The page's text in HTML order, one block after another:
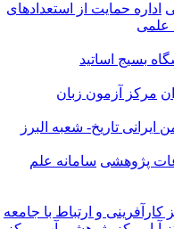
اداره حمایت از استعدادهای
علمی
بسیج اساتید
مرکز آزمون زبان
ایرانی تاریخ- شعبه البرز
پژوهشی سامانه علم
کارآفرینی و ارتباط با جامعه